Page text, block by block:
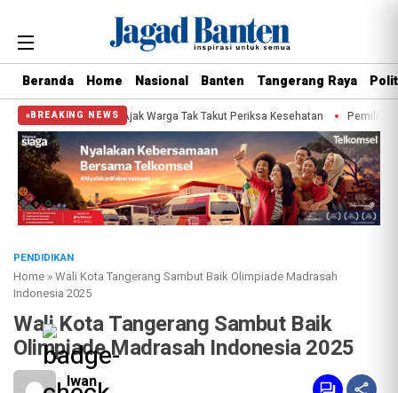
Beranda Home Nasional Banten Tangerang Raya
BREAKING NEWS
Sachrudin Ajak Warga Tak Takut Periksa Kesehatan Pemilihan Duta
PENDIDIKAN
Home »Wali Kota Tangerang Sambut Baik Olimpiade Madrasah
Indonesia 2025
Wali Kota Tangerang Sambut Baik
Olimpiade Madrasah Indonesia 2025
Iwan